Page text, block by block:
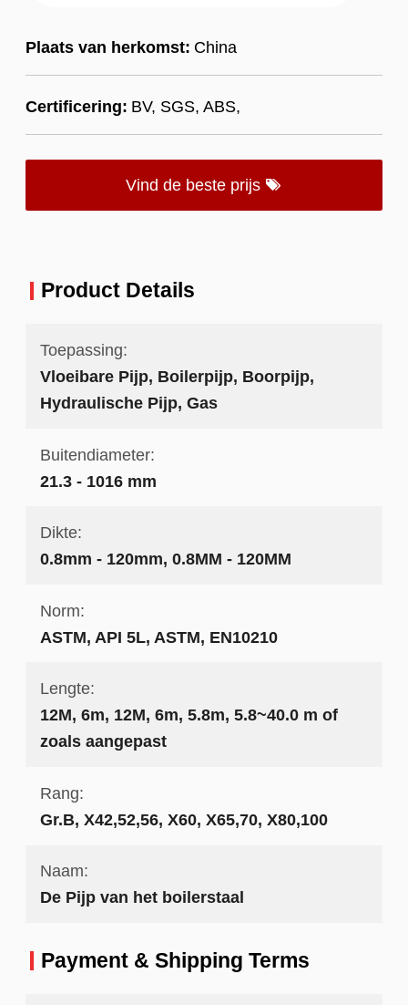
Plaats van herkomst: China
Certificering: BV, SGS, ABS,
Vind de beste prijs
Product Details
Toepassing:
Vloeibare Pijp, Boilerpijp, Boorpijp,
Hydraulische Pijp, Gas
Buitendiameter:
21.3 - 1016 mm
Dikte:
0.8mm - 120mm, 0.8MM - 120MM
Norm:
ASTM, API 5L, ASTM, EN10210
Lengte:
12M, 6m, 12M, 6m, 5.8m, 5.8~40.0 m of
zoals aangepast
Rang:
Gr.B, X42,52,56, X60, X65,70, X80,100
Naam:
De Pijp van het boilerstaal
Payment & Shipping Terms